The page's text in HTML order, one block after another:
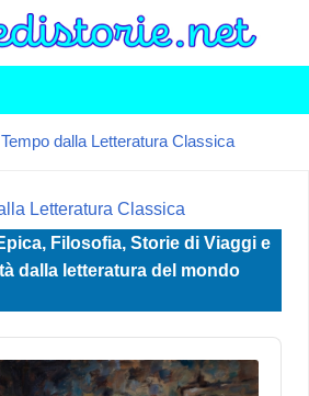
dalla Letteratura Classica
Letteratura Classica
Filosofia, Storie di Viaggi e
dalla letteratura del mondo